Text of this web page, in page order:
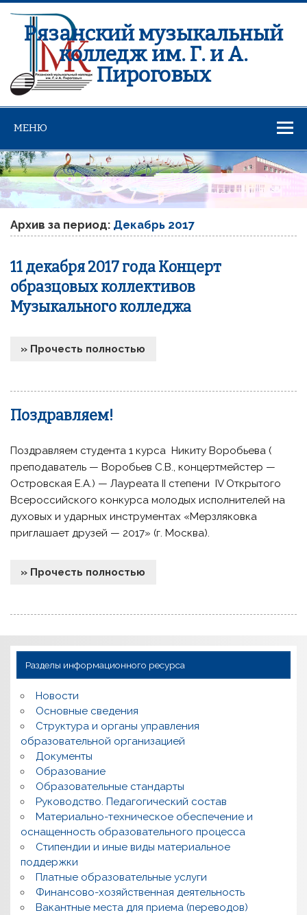
Рязанский музыкальный
колледж им. Г. и А.
Пироговых
МЕНЮ
Архив за период: Декабрь 2017
11 декабря 2017 года Концерт
образцовых коллективов
Музыкального колледжа
» Прочесть полностью
Поздравляем!
Поздравляем студента 1 курса Никиту Воробьева (
преподаватель — Воробьев С.В., концертмейстер —
Островская Е.А.) — Лауреата II степени IV Открытого
Всероссийского конкурса молодых исполнителей на
духовых и ударных инструментах «Мерзляковка
приглашает друзей — 2017» (г. Москва).
» Прочесть полностью
Разделы информационного ресурса
Новости
Основные сведения
Структура и органы управления
образовательной организацией
Документы
Образование
Образовательные стандарты
Руководство. Педагогический состав
Материально-техническое обеспечение и
оснащенность образовательного процесса
Стипендии и иные виды материальное
поддержки
Платные образовательные услуги
Финансово-хозяйственная деятельность
Вакантные места для приема (переводов)